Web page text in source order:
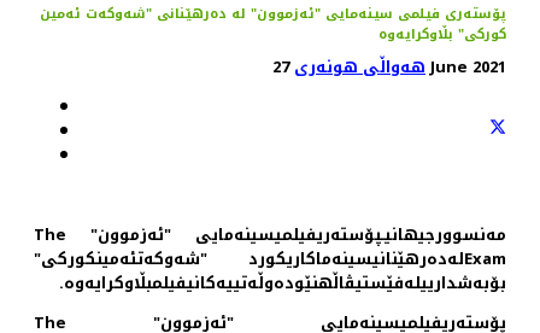
پۆسته‌ری فیلمی سینەمایی "ئەزموون" لە دەرهێنانی "شەوکەت ئەمین
کورکی" بڵاوکرایەوە
هەواڵی هونەری27 June 2021
مەنسوورجیهانیـپۆستەریفیلمیسینەمایی "ئەزموون" The
Examلەدەرهێنانیسینەماکاریکورد "شەوکەتئەمینکورکی"
بۆبەشدارییلەفێستیڤاڵهنێودەوڵەتییه‌کانیفیلمبڵاوکرایەوە.
پۆستەریفیلمیسینەمایی "ئەزموون" The